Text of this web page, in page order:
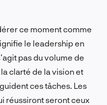
ce moment comme
le leadership en
pas du volume de
clarté de la vision et
ces tâches. Les
réussiront seront ceux